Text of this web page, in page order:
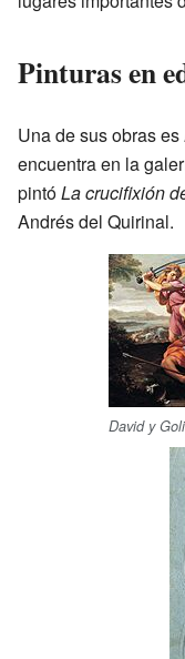
Pinturas en
Una de sus obras es
encuentra en la
pintóLa crucifixión
Andrés del Quirinal.
David y